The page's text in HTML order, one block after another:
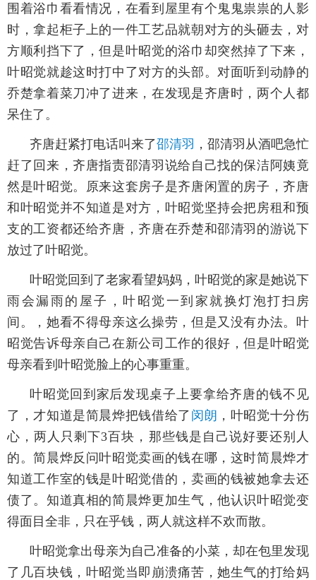
围着浴巾看看情况，在看到屋里有个鬼鬼祟祟的人影
时，拿起柜子上的一件工艺品就朝对方的头砸去，对
方顺利挡下了，但是叶昭觉的浴巾却突然掉了下来，
叶昭觉就趁这时打中了对方的头部。对面听到动静的
乔楚拿着菜刀冲了进来，在发现是齐唐时，两个人都
呆住了。
齐唐赶紧打电话叫来了邵清羽 ，邵清羽从酒吧急忙
赶了回来，齐唐指责邵清羽说给自己找的保洁阿姨竟
然是叶昭觉。原来这套房子是齐唐闲置的房子，齐唐
和叶昭觉并不知道是对方，叶昭觉坚持会把房租和预
支的工资都还给齐唐，齐唐在乔楚和邵清羽的游说下
放过了叶昭觉。
叶昭觉回到了老家看望妈妈，叶昭觉的家是她说下
雨会漏雨的屋子，叶昭觉一到家就换灯泡打扫房
间。，她看不得母亲这么操劳，但是又没有办法。叶
昭觉告诉母亲自己在新公司工作的很好，但是叶昭觉
母亲看到叶昭觉脸上的心事重重。
叶昭觉回到家后发现桌子上要拿给齐唐的钱不见
了，才知道是简晨烨把钱借给了 闵朗 ，叶昭觉十分伤
心，两人只剩下3百块，那些钱是自己说好要还别人
的。简晨烨反问叶昭觉卖画的钱在哪，这时简晨烨才
知道工作室的钱是叶昭觉借的，卖画的钱被她拿去还
债了。知道真相的简晨烨更加生气，他认识叶昭觉变
得面目全非，只在乎钱，两人就这样不欢而散。
叶昭觉拿出母亲为自己准备的小菜，却在包里发现
了几百块钱，叶昭觉当即崩溃痛苦，她生气的打给妈